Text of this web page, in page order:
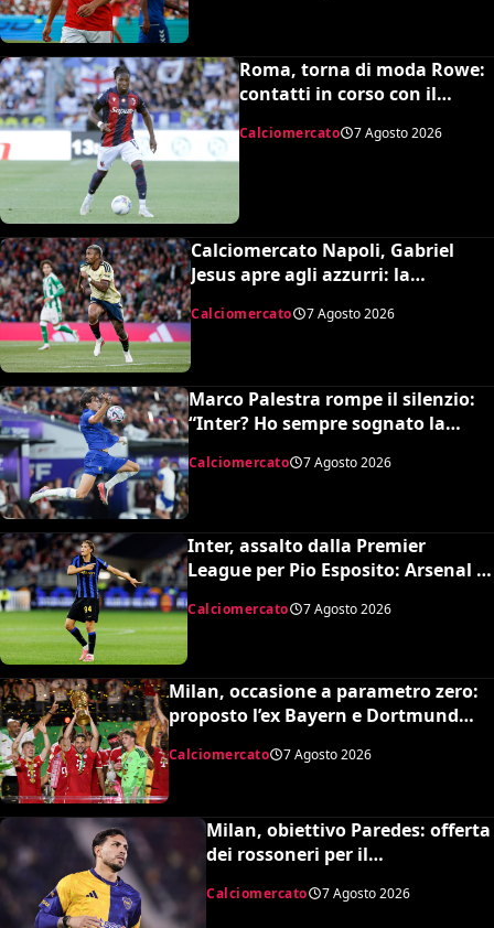
Roma, torna di moda Rowe:
contatti in corso con il
Bologna
Calciomercato 7 Agosto 2026
Calciomercato Napoli, Gabriel
Jesus apre agli azzurri: la
Calciomercato 7 Agosto 2026
Marco Palestra rompe il silenzio:
“Inter? Ho sempre sognato la
Premier League e il Chelsea”
Calciomercato 7 Agosto 2026
Inter, assalto dalla Premier
League per Pio Esposito: Arsenal e
Calciomercato 7 Agosto 2026
Milan, occasione a parametro zero:
proposto l’ex Bayern e Dortmund
Raphaël Guerreiro per il nuovo
modulo
Calciomercato 7 Agosto 2026
Milan, obiettivo Paredes: offerta
dei rossoneri per il
Calciomercato 7 Agosto 2026